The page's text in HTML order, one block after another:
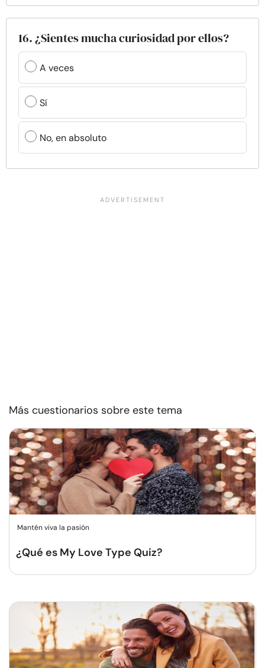
16. ¿Sientes mucha curiosidad por ellos?
A veces
Sí
No, en absoluto
Más cuestionarios sobre este tema
Mantén viva la pasión
¿Qué es My Love Type Quiz?